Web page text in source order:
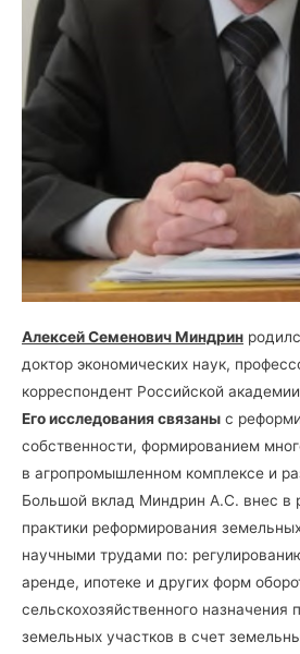
Алексей Семенович Миндрин
доктор экономических наук,
корреспондент Российской
Его исследования связаны с
собственности, формированием
в агропромышленном комплексе и
Большой вклад Миндрин А.С. внес в
практики реформирования
научными трудами по:
аренде, ипотеке и других форм
сельскохозяйственного назначения
земельных участков в счет